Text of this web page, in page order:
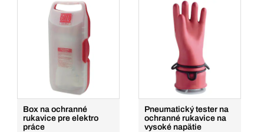
Box na ochranné
rukavice pre elektro
práce
Pneumatický tester na
ochranné rukavice na
vysoké napätie